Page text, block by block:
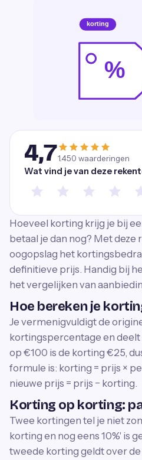
4,71.450 waarderingen
Wat vind je van deze
Hoeveel korting krijg je bij
betaal je dan nog? Met deze
oogopslag het
definitieve prijs. Handig bij
het vergelijken van
Hoe bereken je
Je vermenigvuldigt de
kortingspercentage en deelt
op €100 is de korting €25,
formule is: korting = prijs ×
nieuwe prijs = prijs − korting.
Korting op korting:
Twee kortingen tel je niet
korting en nog eens 10%' is
tweede korting geldt over de